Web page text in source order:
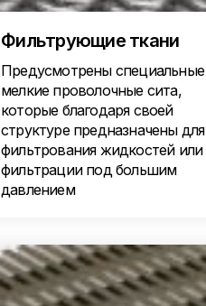
Фильтрующие ткани
Предусмотрены специальные
мелкие проволочные сита,
которые благодаря своей
структуре предназначены для
фильтрования жидкостей или
фильтрации под большим
давлением